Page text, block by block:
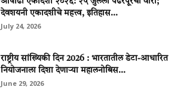
देवशयनी एकादशीचे महत्त्व, इतिहास...
July 24, 2026
राष्ट्रीय सांख्यिकी दिन 2026 : भारतातील डेटा-आधारित
नियोजनाला दिशा देणाऱ्या महालनोबिस...
June 29, 2026